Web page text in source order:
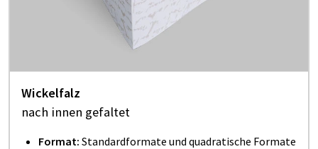
Wickelfalz
nach innen gefaltet
Format: Standardformate und quadratische Formate